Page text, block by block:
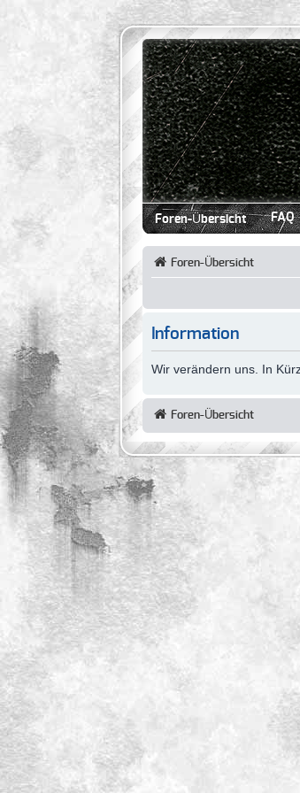
Foren-Übersicht FAQ
Foren-Übersicht
Information
Wir verändern uns. In
Foren-Übersicht